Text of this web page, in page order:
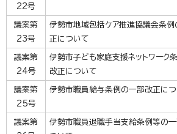
22号
議案第
23号
伊勢市地域包括ケア推進協議会条例
正について
議案第
24号
伊勢市子ども家庭支援ネットワーク
改正について
議案第
25号
伊勢市職員給与条例の一部改正に
議案第
伊勢市職員退職手当支給条例等の